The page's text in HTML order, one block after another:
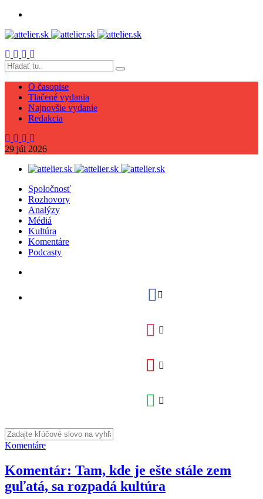
O časopise
Tlačené vydania
Najnovšie vydanie
Redakcia
29 júl 2026
Spoločnosť
Rozhovory
Analýzy
Médiá
Kultúra
Komentáre
Podcasty
Komentáre
Komentár: Tam, kde je ešte stále zem
guľatá, sa rozpadá kultúra